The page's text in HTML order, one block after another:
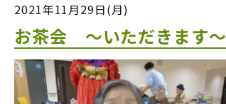
2021年11月29日(月)
お茶会 ～いただきます～